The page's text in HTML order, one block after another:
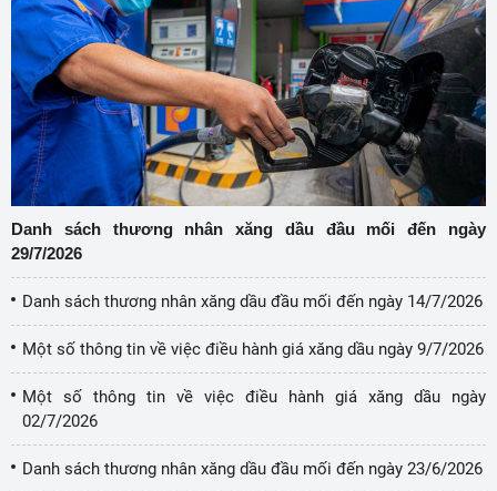
Danh sách thương nhân xăng dầu đầu mối đến ngày
29/7/2026
Danh sách thương nhân xăng dầu đầu mối đến ngày 14/7/2026
Một số thông tin về việc điều hành giá xăng dầu ngày 9/7/2026
Một số thông tin về việc điều hành giá xăng dầu ngày
02/7/2026
Danh sách thương nhân xăng dầu đầu mối đến ngày 23/6/2026